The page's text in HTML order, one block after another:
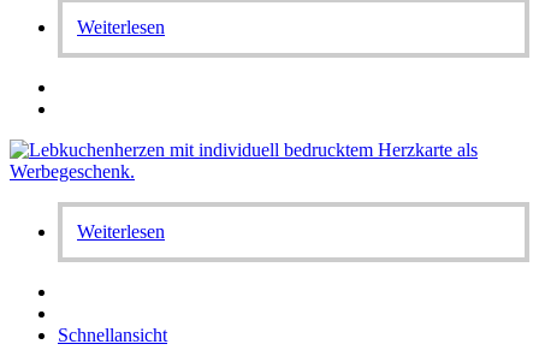
Weiterlesen
Weiterlesen
Schnellansicht